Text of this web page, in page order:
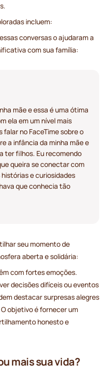
incluem:
conversas o ajudaram a
com sua família:
mãe e essa é uma ótima
ela em um nível mais
falar no FaceTime sobre o
a infância da minha mãe e
ter filhos. Eu recomendo
queira se conectar com
e curiosidades
que conhecia tão
seu momento de
aberta e solidária:
com fortes emoções.
decisões difíceis ou eventos
destacar surpresas alegres
objetivo é fornecer um
honesto e
mais sua vida?